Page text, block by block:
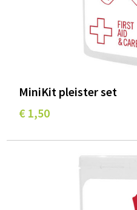
MiniKit pleister set
€ 1,50